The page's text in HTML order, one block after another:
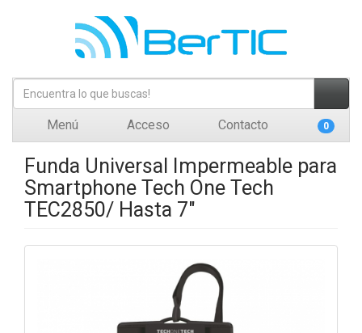
Menú Acceso Contacto 0
Funda Universal Impermeable para
Smartphone Tech One Tech
TEC2850/ Hasta 7"